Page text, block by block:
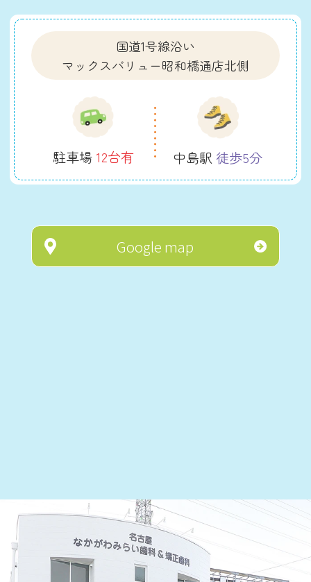
国道1号線沿い
マックスバリュー昭和橋通店北側
駐車場12台有 中島駅徒歩5分
Google map